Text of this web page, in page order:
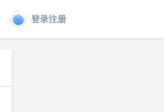
登录注册